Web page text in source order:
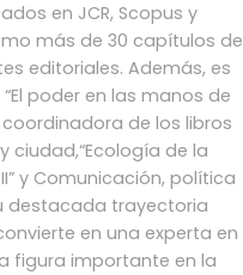
en JCR, Scopus y
más de 30 capítulos de
editoriales. Además, es
poder en las manos de
de los libros
ciudad,“Ecología de la
y Comunicación, política
destacada trayectoria
en una experta en
figura importante en la